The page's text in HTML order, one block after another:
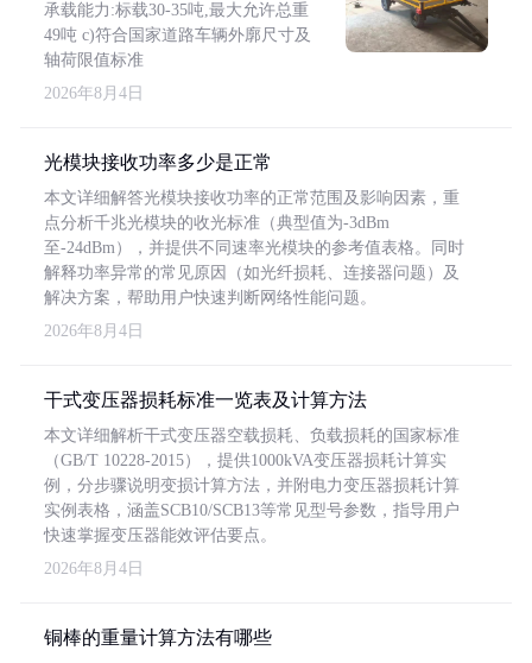
承载能力:标载30-35吨,最大允许总重
49吨 c)符合国家道路车辆外廓尺寸及
轴荷限值标准
2026年8月4日
光模块接收功率多少是正常
本文详细解答光模块接收功率的正常范围及影响因素，重
点分析千兆光模块的收光标准（典型值为-3dBm
至-24dBm），并提供不同速率光模块的参考值表格。同时
解释功率异常的常见原因（如光纤损耗、连接器问题）及
解决方案，帮助用户快速判断网络性能问题。
2026年8月4日
干式变压器损耗标准一览表及计算方法
本文详细解析干式变压器空载损耗、负载损耗的国家标准
（GB/T 10228-2015），提供1000kVA变压器损耗计算实
例，分步骤说明变损计算方法，并附电力变压器损耗计算
实例表格，涵盖SCB10/SCB13等常见型号参数，指导用户
快速掌握变压器能效评估要点。
2026年8月4日
铜棒的重量计算方法有哪些